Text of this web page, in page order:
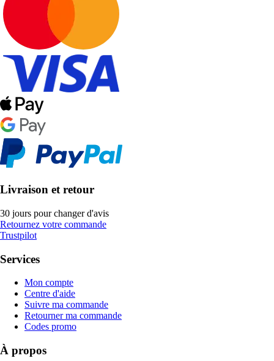
Livraison et retour
30 jours pour changer d'avis
Retournez votre commande
Trustpilot
Services
Mon compte
Centre d'aide
Suivre ma commande
Retourner ma commande
Codes promo
À propos